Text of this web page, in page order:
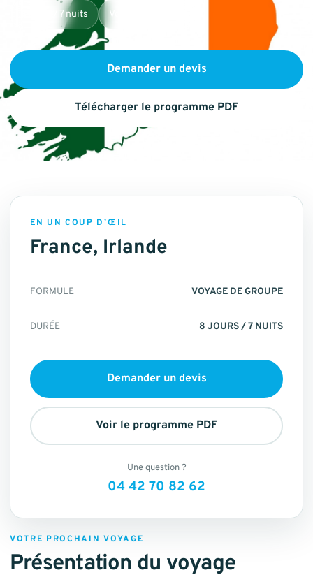
jours / 7 nuits Voyage de groupe
Demander un devis
Télécharger le programme PDF
VOTRE PROCHAIN VOYAGE
Présentation du voyage
EN UN COUP D’ŒIL
France, Irlande
FORMULE VOYAGE DE GROUPE
DURÉE 8 JOURS / 7 NUITS
Demander un devis
Voir le programme PDF
Une question ?
04 42 70 82 62